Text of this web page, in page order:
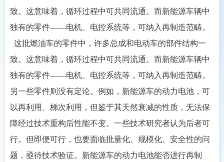
致。这意味着，循环过程中可共同流通。而新能源车辆中
独有的零件——电机、电控系统等，可纳入再制造范畴。
这批燃油车的零件中，许多总成和电动车的部件结构一
致。这意味着，循环过程中可共同流通。而新能源车辆中
独有的零件——电机、电控系统等，可纳入再制造范畴。
另一些零件则没有定论。例如，新能源车的动力电池，可
以再利用、梯次利用，但鉴于其天然衰减的性质，无法保
障经过技术重构后性能不变。一些技术研究者认为后者可
行。但即便可行，也要面临批量化、规模化、安全性的问
题，亟待技术验证。新能源车的动力电池能否进行再制